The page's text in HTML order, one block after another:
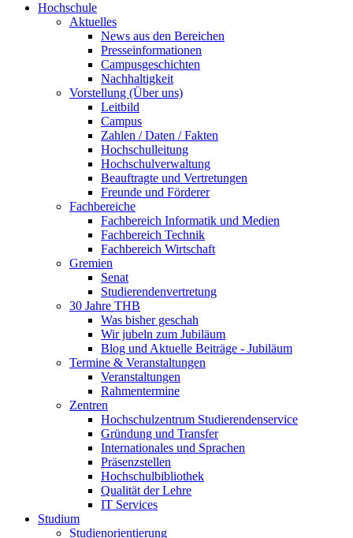
Hochschule
Aktuelles
News aus den Bereichen
Presseinformationen
Campusgeschichten
Nachhaltigkeit
Vorstellung (Über uns)
Leitbild
Campus
Zahlen / Daten / Fakten
Hochschulleitung
Hochschulverwaltung
Beauftragte und Vertretungen
Freunde und Förderer
Fachbereiche
Fachbereich Informatik und Medien
Fachbereich Technik
Fachbereich Wirtschaft
Gremien
Senat
Studierendenvertretung
30 Jahre THB
Was bisher geschah
Wir jubeln zum Jubiläum
Blog und Aktuelle Beiträge - Jubiläum
Termine & Veranstaltungen
Veranstaltungen
Rahmentermine
Zentren
Hochschulzentrum Studierendenservice
Gründung und Transfer
Internationales und Sprachen
Präsenzstellen
Hochschulbibliothek
Qualität der Lehre
IT Services
Studium
Studienorientierung